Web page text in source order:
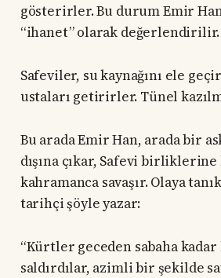
gösterirler. Bu durum Emir
“ihanet” olarak değerlendirilir.
Safeviler, su kaynağını ele
ustaları getirirler. Tünel
Bu arada Emir Han, arada bir
dışına çıkar, Safevi birliklerine
kahramanca savaşır. Olaya
tarihçi şöyle yazar:
“Kürtler geceden sabaha
saldırdılar, azimli bir şekilde